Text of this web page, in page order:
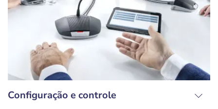
Configuração e controle